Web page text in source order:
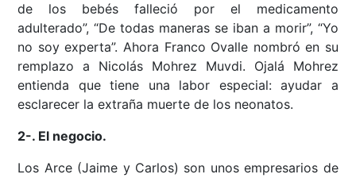
de los bebés falleció por el medicamento
adulterado”, “De todas maneras se iban a morir”, “Yo
no soy experta”. Ahora Franco Ovalle nombró en su
remplazo a Nicolás Mohrez Muvdi. Ojalá Mohrez
entienda que tiene una labor especial: ayudar a
esclarecer la extraña muerte de los neonatos.
2-. El negocio.
Los Arce (Jaime y Carlos) son unos empresarios de